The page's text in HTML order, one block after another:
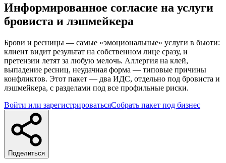
Информированное согласие на услуги
бровиста и лэшмейкера
Брови и ресницы — самые «эмоциональные» услуги в бьюти:
клиент видит результат на собственном лице сразу, и
претензии летят за любую мелочь. Аллергия на клей,
выпадение ресниц, неудачная форма — типовые причины
конфликтов. Этот пакет — два ИДС, отдельно под бровиста и
лэшмейкера, с разделами под все профильные риски.
Войти или зарегистрироватьсяСобрать пакет под бизнес
Поделиться